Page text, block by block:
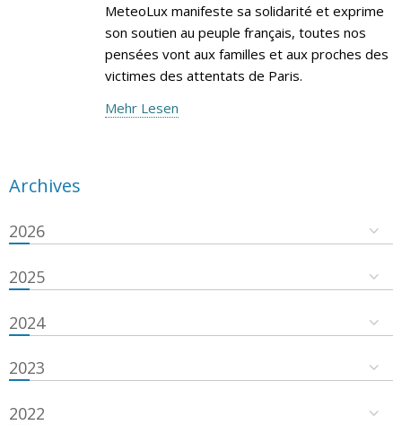
MeteoLux manifeste sa solidarité et exprime
son soutien au peuple français, toutes nos
pensées vont aux familles et aux proches des
victimes des attentats de Paris.
Mehr Lesen
Archives
2026
2025
2024
2023
2022